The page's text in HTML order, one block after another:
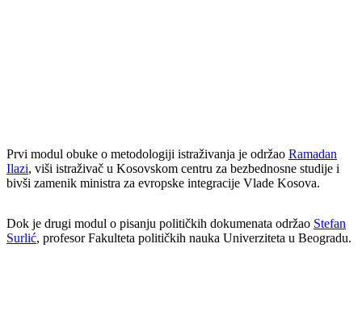
Prvi modul obuke o metodologiji istraživanja je održao Ramadan
Ilazi, viši istraživač u Kosovskom centru za bezbednosne studije i
bivši zamenik ministra za evropske integracije Vlade Kosova.
Dok je drugi modul o pisanju političkih dokumenata održao Stefan
Surlić, profesor Fakulteta političkih nauka Univerziteta u Beogradu.